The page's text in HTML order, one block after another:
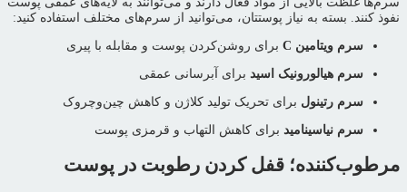
نفوذ کنند. بسته به نیاز پوستتان، می‌توانید از سرم‌های مختلف استفاده کنید:
سرم ویتامین C برای روشن‌کردن پوست و مقابله با پیری
سرم هیالورونیک اسید برای آبرسانی عمقی
سرم رتینول برای تحریک تولید کلاژن و کاهش چین‌وچروک
سرم نیاسینامید برای کاهش التهاب و قرمزی پوست
مرطوب‌کننده؛ قفل کردن رطوبت در پوست